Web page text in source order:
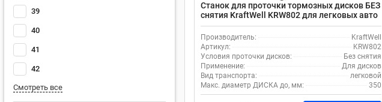
39
40
41
42
Смотреть все
Станок для проточки тормозных дисков БЕЗ
снятия KraftWell KRW802 для легковых авто
Производитель:
KraftWell
Артикул:
KRW802
Условия проточки дисков:
Без снятия
Применение:
Для дисков
Вид транспорта:
легковой
Макс. диаметр ДИСКА до, мм:
350